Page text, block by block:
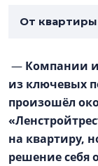
От
— Компании
из ключевых
произошёл
на квартиру,
решение себя